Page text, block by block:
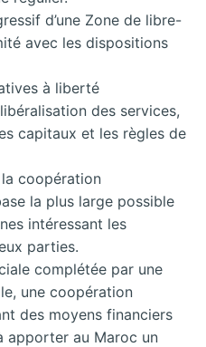
d’une Zone de libre-
avec les dispositions
à liberté
des services,
capitaux et les règles de
coopération
la plus large possible
intéressant les
parties.
complétée par une
une coopération
des moyens financiers
apporter au Maroc un